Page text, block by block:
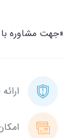
«جهت مشاوره